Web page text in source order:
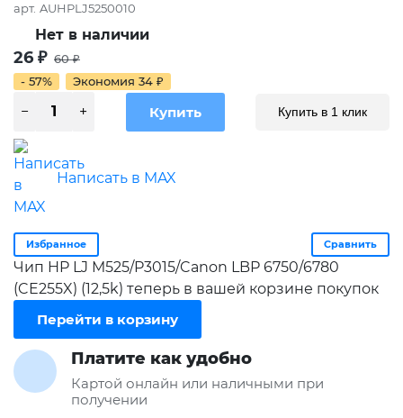
арт. AUHPLJ5250010
Нет в наличии
26 ₽ 60₽
- 57%
Экономия 34 ₽
Купить в 1 клик
Написать в MAX
Избранное Сравнить
Чип HP LJ M525/P3015/Canon LBP 6750/6780
(CE255X) (12,5k) теперь в вашей корзине покупок
Перейти в корзину
Платите как удобно
Картой онлайн или наличными при
получении